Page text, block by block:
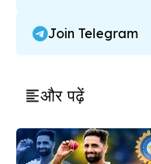
Join Telegram
और पढ़ें